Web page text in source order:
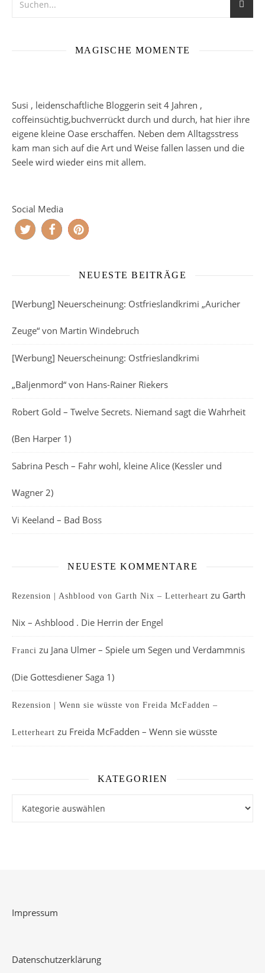
MAGISCHE MOMENTE
Susi , leidenschaftliche Bloggerin seit 4 Jahren ,
coffeinsüchtig,buchverrückt durch und durch, hat hier ihre
eigene kleine Oase erschaffen. Neben dem Alltagsstress
kam man sich auf die Art und Weise fallen lassen und die
Seele wird wieder eins mit allem.
Social Media
NEUESTE BEITRÄGE
[Werbung] Neuerscheinung: Ostfrieslandkrimi „Auricher
Zeuge“ von Martin Windebruch
[Werbung] Neuerscheinung: Ostfrieslandkrimi
„Baljenmord“ von Hans-Rainer Riekers
Robert Gold – Twelve Secrets. Niemand sagt die Wahrheit
(Ben Harper 1)
Sabrina Pesch – Fahr wohl, kleine Alice (Kessler und
Wagner 2)
Vi Keeland – Bad Boss
NEUESTE KOMMENTARE
Rezension | Ashblood von Garth Nix – Letterheart zu Garth
Nix – Ashblood . Die Herrin der Engel
Franci zu Jana Ulmer – Spiele um Segen und Verdammnis
(Die Gottesdiener Saga 1)
Rezension | Wenn sie wüsste von Freida McFadden –
Letterheart zu Freida McFadden – Wenn sie wüsste
KATEGORIEN
Impressum
Datenschutzerklärung